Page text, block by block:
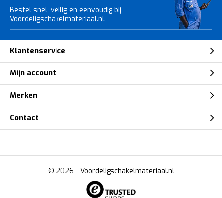
Bestel snel, veilig en eenvoudig bij
Voordeligschakelmateriaal.nl.
Klantenservice
Mijn account
Merken
Contact
© 2026 - Voordeligschakelmateriaal.nl